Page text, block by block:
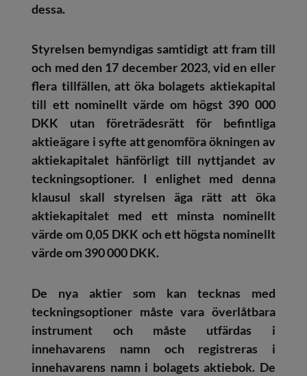
dessa.
Styrelsen bemyndigas samtidigt att fram till
och med den 17 december 2023, vid en eller
flera tillfällen, att öka bolagets aktiekapital
till ett nominellt värde om högst 390 000
DKK utan företrädesrätt för befintliga
aktieägare i syfte att genomföra ökningen av
aktiekapitalet hänförligt till nyttjandet av
teckningsoptioner. I enlighet med denna
klausul skall styrelsen äga rätt att öka
aktiekapitalet med ett minsta nominellt
värde om 0,05 DKK och ett högsta nominellt
värde om 390 000 DKK.
De nya aktier som kan tecknas med
teckningsoptioner måste vara överlåtbara
instrument och måste utfärdas i
innehavarens namn och registreras i
innehavarens namn i bolagets aktiebok. De